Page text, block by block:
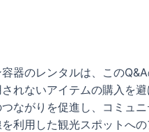
器のレンタルは、この
れないアイテムの購入を
ながりを促進し、コミュ
利用した観光スポットへ